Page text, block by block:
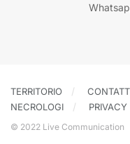
TERRITORIO
NECROLOGI
PRIVACY
© 2022 Live Communication